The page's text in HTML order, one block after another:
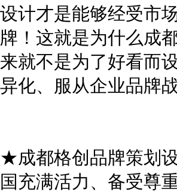
设计才是能够经受市
牌！这就是为什么成
来就不是为了好看而
异化、服从企业品牌
★成都格创品牌策划
国充满活力、备受尊